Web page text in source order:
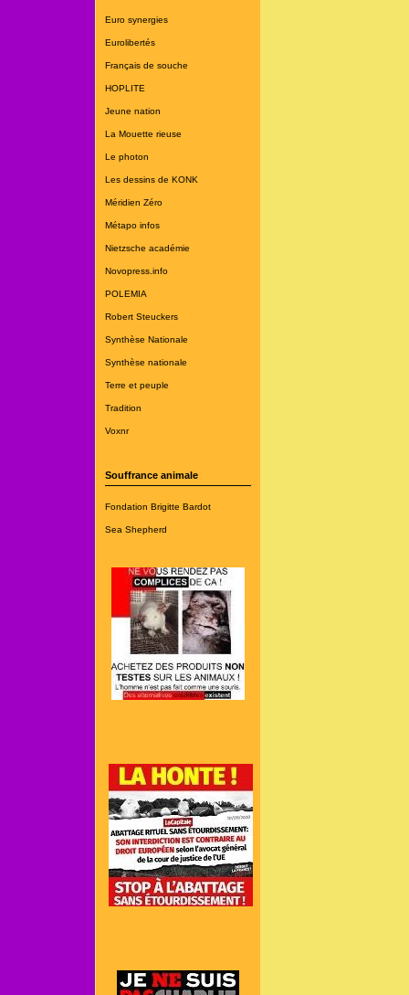
Euro synergies
Eurolibertés
Français de souche
HOPLITE
Jeune nation
La Mouette rieuse
Le photon
Les dessins de KONK
Méridien Zéro
Métapo infos
Nietzsche académie
Novopress.info
POLEMIA
Robert Steuckers
Synthèse Nationale
Synthèse nationale
Terre et peuple
Tradition
Voxnr
Souffrance animale
Fondation Brigitte Bardot
Sea Shepherd